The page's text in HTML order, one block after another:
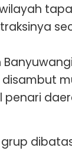
penari